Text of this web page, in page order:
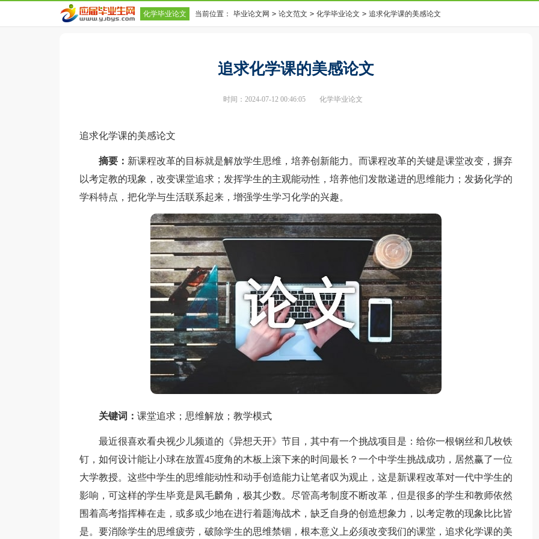
化学毕业论文 当前位置： 毕业论文网 > 论文范文 > 化学毕业论文 > 追求化学课的美感论文
追求化学课的美感论文
时间：2024-07-12 00:46:05 化学毕业论文
追求化学课的美感论文
摘要： 新课程改革的目标就是解放学生思维，培养创新能力。而课程改革的关键是课堂改变，摒弃
以考定教的现象，改变课堂追求；发挥学生的主观能动性，培养他们发散递进的思维能力；发扬化学的
学科特点，把化学与生活联系起来，增强学生学习化学的兴趣。
关键词： 课堂追求；思维解放；教学模式
最近很喜欢看央视少儿频道的《异想天开》节目，其中有一个挑战项目是：给你一根钢丝和几枚铁
钉，如何设计能让小球在放置45度角的木板上滚下来的时间最长？一个中学生挑战成功，居然赢了一位
大学教授。这些中学生的思维能动性和动手创造能力让笔者叹为观止，这是新课程改革对一代中学生的
影响，可这样的学生毕竟是凤毛麟角，极其少数。尽管高考制度不断改革，但是很多的学生和教师依然
围着高考指挥棒在走，或多或少地在进行着题海战术，缺乏自身的创造想象力，以考定教的现象比比皆
是。要消除学生的思维疲劳，破除学生的思维禁锢，根本意义上必须改变我们的课堂，追求化学课的美